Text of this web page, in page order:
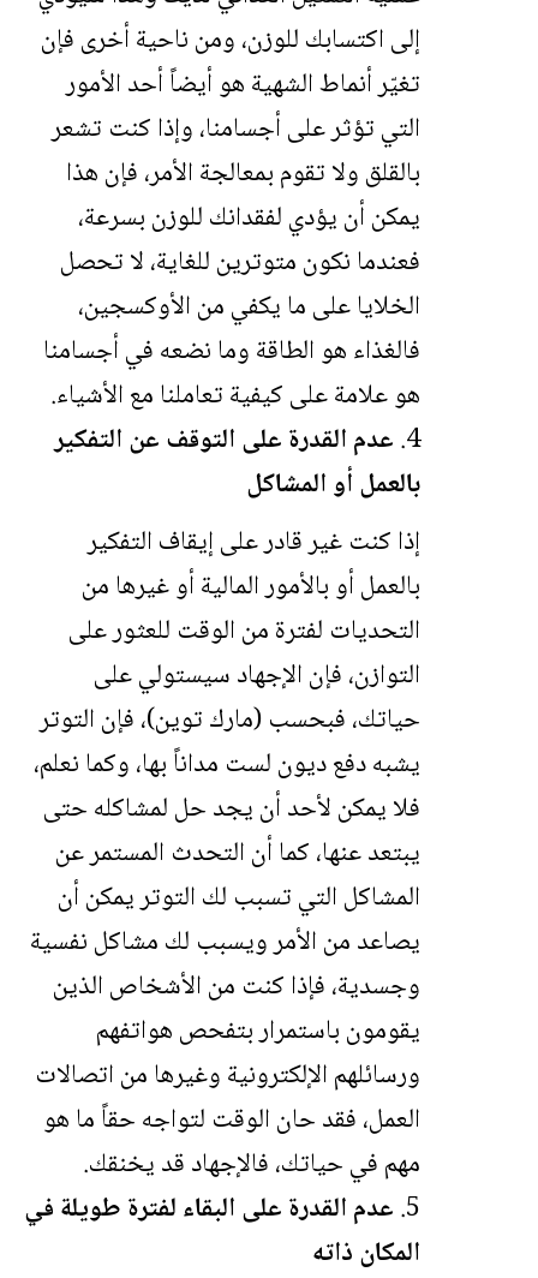
إلى اكتسابك للوزن، ومن ناحية أخرى فإن
تغيّر أنماط الشهية هو أيضاً أحد الأمور
التي تؤثر على أجسامنا، وإذا كنت تشعر
بالقلق ولا تقوم بمعالجة الأمر، فإن هذا
يمكن أن يؤدي لفقدانك للوزن بسرعة،
فعندما نكون متوترين للغاية، لا تحصل
الخلايا على ما يكفي من الأوكسجين،
فالغذاء هو الطاقة وما نضعه في أجسامنا
هو علامة على كيفية تعاملنا مع الأشياء.
عدم القدرة على التوقف عن التفكير
بالعمل أو المشاكل
إذا كنت غير قادر على إيقاف التفكير
بالعمل أو بالأمور المالية أو غيرها من
التحديات لفترة من الوقت للعثور على
التوازن، فإن الإجهاد سيستولي على
حياتك، فبحسب (مارك توين)، فإن التوتر
يشبه دفع ديون لست مداناً بها، وكما نعلم،
فلا يمكن لأحد أن يجد حل لمشاكله حتى
يبتعد عنها، كما أن التحدث المستمر عن
المشاكل التي تسبب لك التوتر يمكن أن
يصاعد من الأمر ويسبب لك مشاكل نفسية
وجسدية، فإذا كنت من الأشخاص الذين
يقومون باستمرار بتفحص هواتفهم
ورسائلهم الإلكترونية وغيرها من اتصالات
العمل، فقد حان الوقت لتواجه حقاً ما هو
مهم في حياتك، فالإجهاد قد يخنقك.
عدم القدرة على البقاء لفترة طويلة في
المكان ذاته